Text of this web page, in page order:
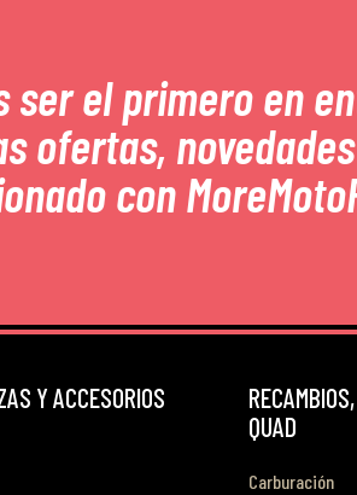
ser el primero en
ofertas,
con
Y ACCESORIOS
QUAD
Carburación